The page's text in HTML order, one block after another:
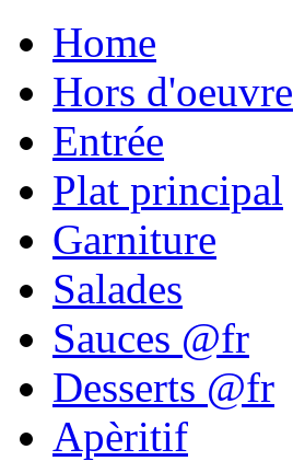
Home
Hors d'oeuvre
Entrée
Plat principal
Garniture
Salades
Sauces @fr
Desserts @fr
Apèritif